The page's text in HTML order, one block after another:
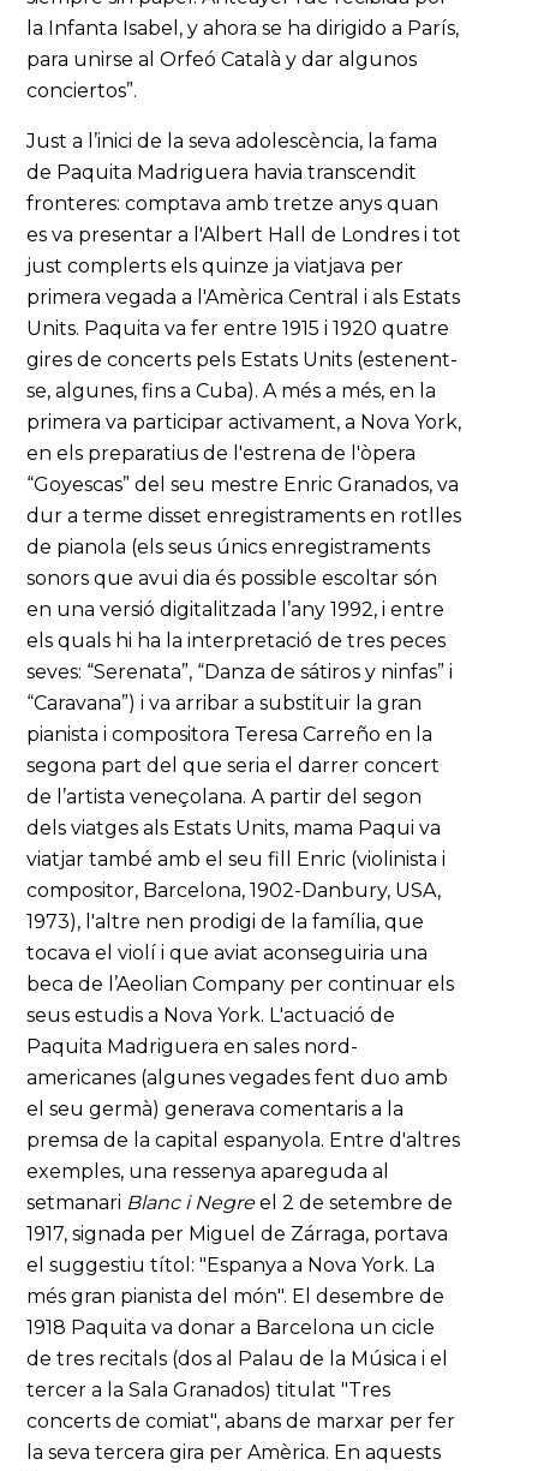
la Infanta Isabel, y ahora se ha dirigido a París,
para unirse al Orfeó Català y dar algunos
conciertos”.
Just a l’inici de la seva adolescència, la fama
de Paquita Madriguera havia transcendit
fronteres: comptava amb tretze anys quan
es va presentar a l'Albert Hall de Londres i tot
just complerts els quinze ja viatjava per
primera vegada a l'Amèrica Central i als Estats
Units. Paquita va fer entre 1915 i 1920 quatre
gires de concerts pels Estats Units (estenent-
se, algunes, fins a Cuba). A més a més, en la
primera va participar activament, a Nova York,
en els preparatius de l'estrena de l'òpera
“Goyescas” del seu mestre Enric Granados, va
dur a terme disset enregistraments en rotlles
de pianola (els seus únics enregistraments
sonors que avui dia és possible escoltar són
en una versió digitalitzada l’any 1992, i entre
els quals hi ha la interpretació de tres peces
seves: “Serenata”, “Danza de sátiros y ninfas” i
“Caravana”) i va arribar a substituir la gran
pianista i compositora Teresa Carreño en la
segona part del que seria el darrer concert
de l’artista veneçolana. A partir del segon
dels viatges als Estats Units, mama Paqui va
viatjar també amb el seu fill Enric (violinista i
compositor, Barcelona, 1902-Danbury, USA,
1973), l'altre nen prodigi de la família, que
tocava el violí i que aviat aconseguiria una
beca de l’Aeolian Company per continuar els
seus estudis a Nova York. L'actuació de
Paquita Madriguera en sales nord-
americanes (algunes vegades fent duo amb
el seu germà) generava comentaris a la
premsa de la capital espanyola. Entre d'altres
exemples, una ressenya apareguda al
setmanari Blanc i Negreel 2 de setembre de
1917, signada per Miguel de Zárraga, portava
el suggestiu títol: "Espanya a Nova York. La
més gran pianista del món". El desembre de
1918 Paquita va donar a Barcelona un cicle
de tres recitals (dos al Palau de la Música i el
tercer a la Sala Granados) titulat "Tres
concerts de comiat", abans de marxar per fer
la seva tercera gira per Amèrica. En aquests